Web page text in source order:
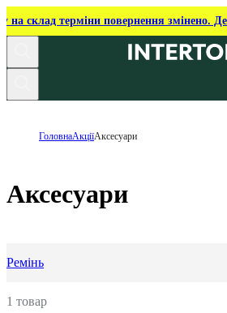
на склад терміни повернення змінено.
ГоловнаАкціїАксесуари
Аксесуари
Ремінь
1 товар